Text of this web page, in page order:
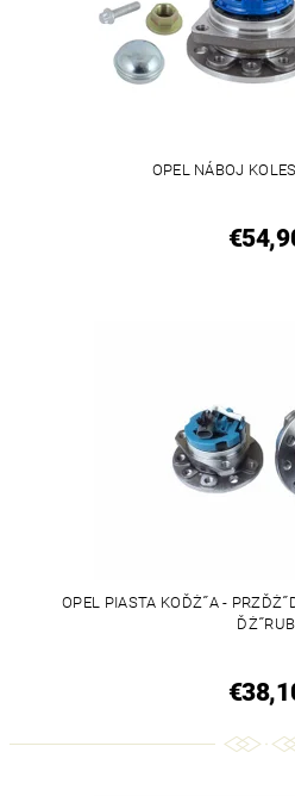
OPEL NÁBOJ
OPEL PIASTA KOĎŻ˝A -
ĎŻ˝RUB